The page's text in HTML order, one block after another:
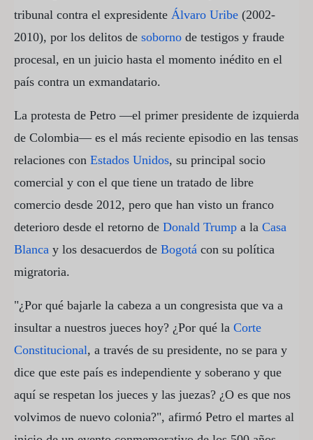
tribunal contra el expresidente Álvaro Uribe (2002-
2010), por los delitos de soborno de testigos y fraude
procesal, en un juicio hasta el momento inédito en el
país contra un exmandatario.
La protesta de Petro —el primer presidente de izquierda
de Colombia— es el más reciente episodio en las tensas
relaciones con Estados Unidos, su principal socio
comercial y con el que tiene un tratado de libre
comercio desde 2012, pero que han visto un franco
deterioro desde el retorno de Donald Trump a la Casa
Blanca y los desacuerdos de Bogotá con su política
migratoria.
"¿Por qué bajarle la cabeza a un congresista que va a
insultar a nuestros jueces hoy? ¿Por qué la Corte
Constitucional, a través de su presidente, no se para y
dice que este país es independiente y soberano y que
aquí se respetan los jueces y las juezas? ¿O es que nos
volvimos de nuevo colonia?", afirmó Petro el martes al